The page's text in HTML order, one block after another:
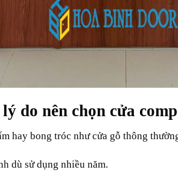
do nên chọn cửa
hay bong tróc như cửa gỗ thông
dù sử dụng nhiều năm.